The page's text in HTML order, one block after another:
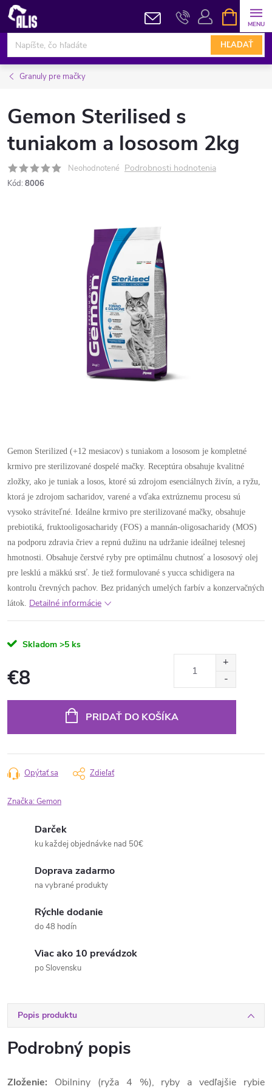
Prejsť
obsah
HĽADAŤ
KOŠÍK
Granuly pre mačky
Gemon Sterilised s
tuniakom a lososom 2kg
Neohodnotené Podrobnosti hodnotenia
Kód: 8006
Gemon Sterilized (+12 mesiacov) s tuniakom a lososom je kompletné
krmivo pre sterilizované dospelé mačky. Receptúra ​​obsahuje kvalitné
zložky, ako je tuniak a losos, ktoré sú zdrojom esenciálnych živín, a ryžu,
ktorá je zdrojom sacharidov, varené a vďaka extrúznemu procesu sú
vysoko stráviteľné. Ideálne krmivo pre sterilizované mačky, obsahuje
prebiotiká, fruktooligosacharidy (FOS) a mannán-oligosacharidy (MOS)
na podporu zdravia čriev a repnú dužinu na udržanie ideálnej telesnej
hmotnosti. Obsahuje čerstvé ryby pre optimálnu chutnosť a lososový olej
pre lesklú a mäkkú srsť. Je tiež formulované s yucca schidigera na
kontrolu črevných pachov. Bez pridaných umelých farbív a konzervačných
látok. Detailné informácie
Skladom >5 ks
€8
PRIDAŤ DO KOŠÍKA
Opýtať sa Zdieľať
Značka:Gemon
Darček
ku každej objednávke nad 50€
Doprava zadarmo
na vybrané produkty
Rýchle dodanie
do 48 hodín
Viac ako 10 prevádzok
po Slovensku
Popis produktu
Podrobný popis
Zloženie: Obilniny (ryža 4 %), ryby a vedľajšie rybie